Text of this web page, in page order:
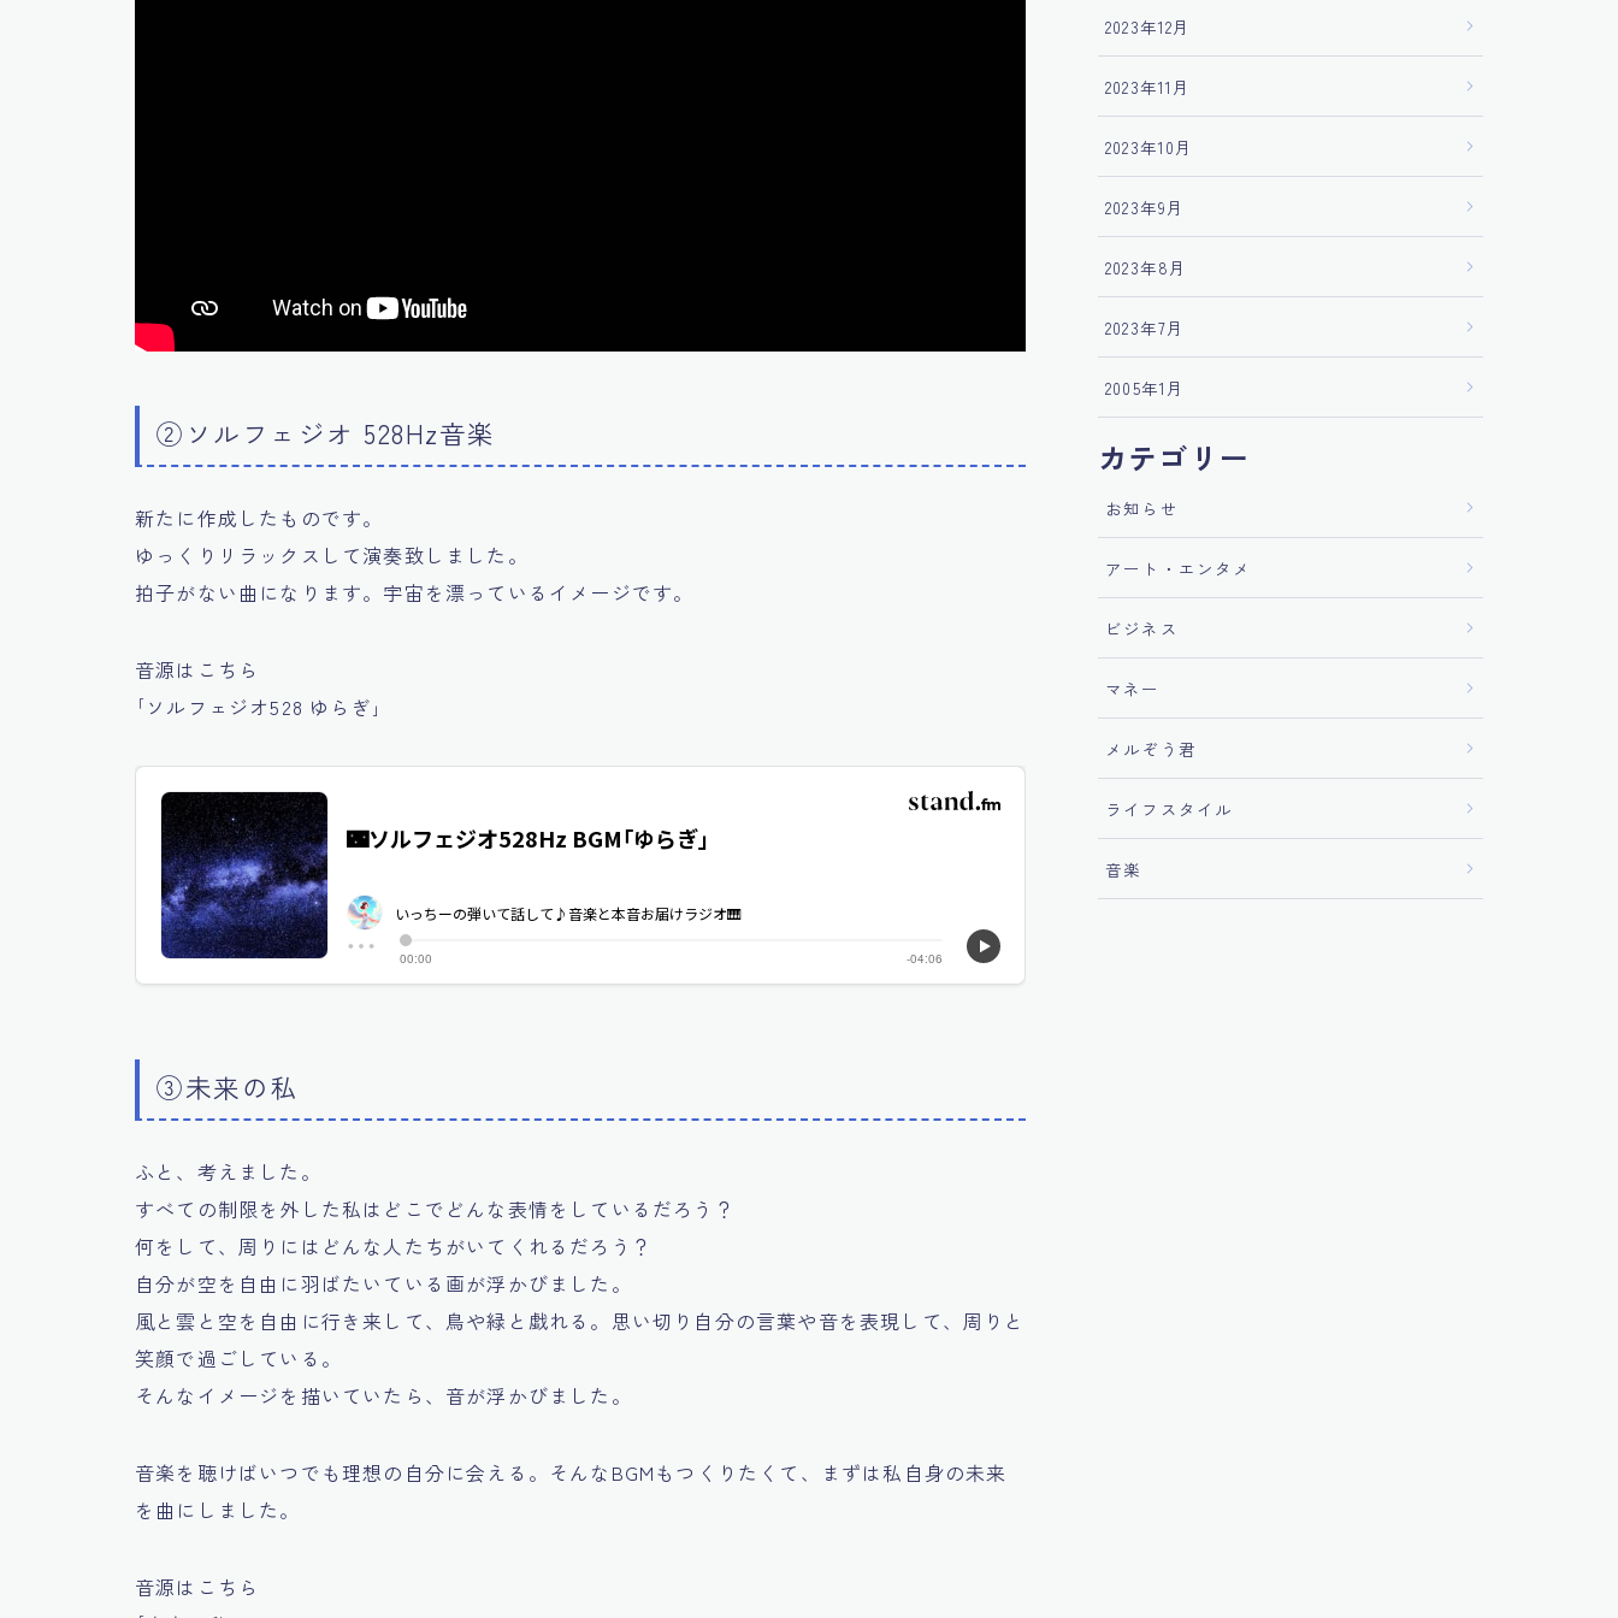
②ソルフェジオ 528Hz音楽
新たに作成したものです。
ゆっくりリラックスして演奏致しました。
拍子がない曲になります。宇宙を漂っているイメージです。
音源はこちら
｢ソルフェジオ528 ゆらぎ｣
③未来の私
ふと、考えました。
すべての制限を外した私はどこでどんな表情をしているだろう？
何をして、周りにはどんな人たちがいてくれるだろう？
自分が空を自由に羽ばたいている画が浮かびました。
風と雲と空を自由に行き来して、鳥や緑と戯れる。思い切り自分の言葉や音を表現して、周りと
笑顔で過ごしている。
そんなイメージを描いていたら、音が浮かびました。
音楽を聴けばいつでも理想の自分に会える。そんなBGMもつくりたくて、まずは私自身の未来
を曲にしました。
音源はこちら
2023年12月
2023年11月
2023年10月
2023年9月
2023年8月
2023年7月
2005年1月
カテゴリー
お知らせ
アート・エンタメ
ビジネス
マネー
メルぞう君
ライフスタイル
音楽